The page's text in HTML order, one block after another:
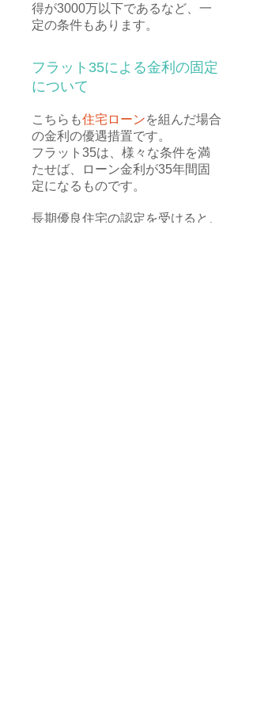
得が3000万以下であるなど、一
定の条件もあります。
フラット35による金利の固定
について
こちらも住宅ローンを組んだ場合
の金利の優遇措置です。
フラット35は、様々な条件を満
たせば、ローン金利が35年間固
定になるものです。
長期優良住宅の認定を受けると、